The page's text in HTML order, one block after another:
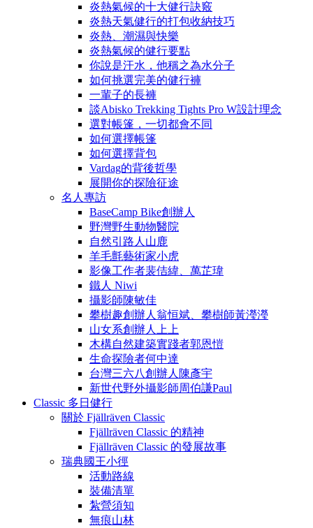
炎熱氣候的十大健行訣竅
炎熱天氣健行的打包收納技巧
炎熱、潮濕與快樂
炎熱氣候的健行要點
你說是汗水，他稱之為水分子
如何挑選完美的健行褲
一輩子的長褲
談Abisko Trekking Tights Pro W設計理念
選對帳篷，一切都會不同
如何選擇帳篷
如何選擇背包
Vardag的背後哲學
展開你的探險征途
名人專訪
BaseCamp Bike創辦人
野灣野生動物醫院
自然引路人山鹿
羊毛氈藝術家小虎
影像工作者裴佶緯、萬芷瑋
鐵人 Niwi
攝影師陳敏佳
攀樹趣創辦人翁恒斌、攀樹師黃瀅瀅
山女系創辦人上上
木構自然建築實踐者郭恩愷
生命探險者何中達
台灣三六八創辦人陳彥宇
新世代野外攝影師周伯謙Paul
Classic 多日健行
關於 Fjällräven Classic
Fjällräven Classic 的精神
Fjällräven Classic 的發展故事
瑞典國王小徑
活動路線
裝備清單
紮營須知
無痕山林